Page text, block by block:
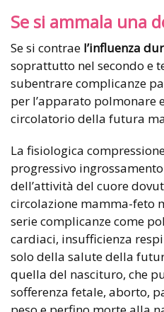
Se si ammala una
Se si contrae l’influenza
soprattutto nel secondo e
subentrare complicanze
per l’apparato polmonare
circolatorio della futura
La fisiologica
progressivo
dell’attività del cuore
circolazione mamma-feto
serie complicanze come
cardiaci, insufficienza
solo della salute della
quella del nascituro, che
sofferenza fetale, aborto,